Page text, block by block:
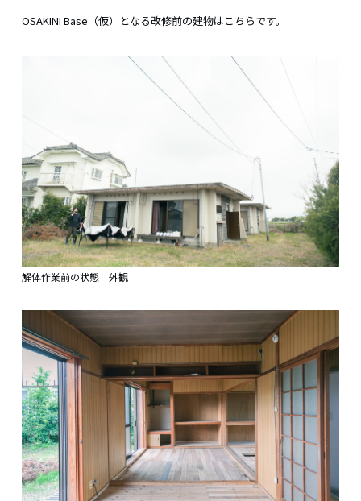
OSAKINI Base（仮）となる改修前の建物はこちらです。
解体作業前の状態 外観